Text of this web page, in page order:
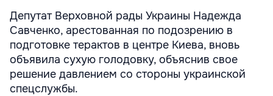
Депутат Верховной рады Украины Надежда
Савченко, арестованная по подозрению в
подготовке терактов в центре Киева, вновь
объявила сухую голодовку, объяснив свое
решение давлением со стороны украинской
спецслужбы.